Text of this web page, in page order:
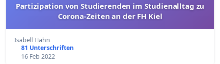
Partizipation von Studierenden im Studienalltag zu
Corona-Zeiten an der FH Kiel
Isabell Hahn
81 Unterschriften
16 Feb 2022